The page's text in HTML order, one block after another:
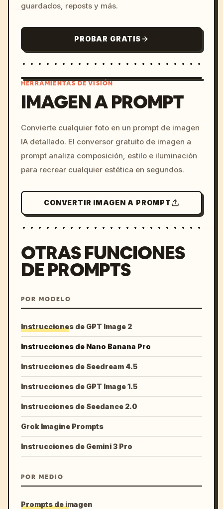
guardados, reposts y más.
PROBAR GRATIS
c, cyberpunk sunset, neon
colors, 8k --v 6.0
HERRAMIENTAS DE VISIÓN
IMAGEN A PROMPT
Convierte cualquier foto en un prompt de imagen
IA detallado. El conversor gratuito de imagen a
prompt analiza composición, estilo e iluminación
para recrear cualquier estética en segundos.
CONVERTIR IMAGEN A PROMPT
OTRAS FUNCIONES
DE PROMPTS
POR MODELO
Instrucciones de GPT Image 2
Instrucciones de Nano Banana Pro
Instrucciones de Seedream 4.5
Instrucciones de GPT Image 1.5
Instrucciones de Seedance 2.0
Grok Imagine Prompts
Instrucciones de Gemini 3 Pro
POR MEDIO
Prompts de imagen